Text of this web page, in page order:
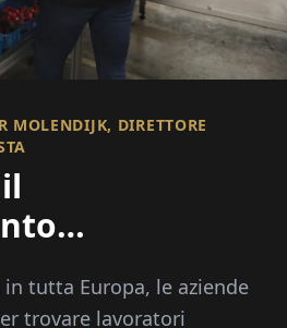
MOLENDIJK, DIRETTORE
tutta Europa, le aziende
trovare lavoratori